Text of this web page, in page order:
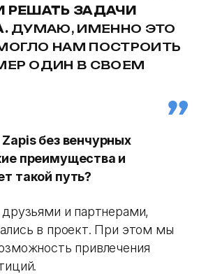
РЕШАТЬ ЗАДАЧИ
ДУМАЮ, ИМЕННО ЭТО
НАМ ПОСТРОИТЬ
ОДИН В СВОЕМ
без венчурных
преимущества и
такой путь?
и партнерами,
в проект. При этом мы
привлечения